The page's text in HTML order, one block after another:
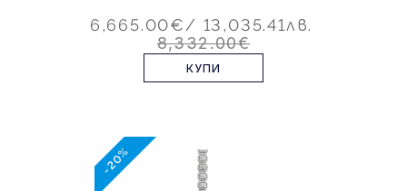
6,665.00€/ 13,035.41лв.
8,332.00€
КУПИ
-20%